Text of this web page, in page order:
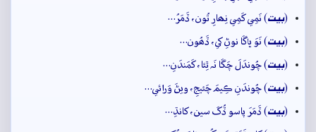
(بيت) نَمِي کَمِي نِھارِ تُون، ڏَمَرُ…
(بيت) نَوَ ڀاڱا نوڻِ کي، ڏَھُون…
(بيت) چُوندَلَ چَڱا نَہ ٿِئا، کَمَندَنِ…
(بيت) چُوندَنِ ڪِيمَ چَئيجِ، ويڻَ وَرائي…
(بيت) ڏَمَرَ پاسو ڏُکَ سين، کانڌِ…